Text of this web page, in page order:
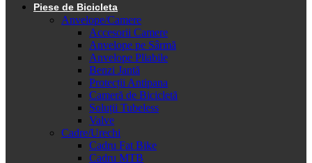
Piese de Bicicleta
Anvelope/Camere
Accesorii Camere
Anvelope pe Sârmă
Anvelope Pliabile
Benzi Jantă
Protecții Antipana
Cameră de Bicicletă
Soluții Tubeless
Valve
Cadre/Urechi
Cadru Fat Bike
Cadru MTB